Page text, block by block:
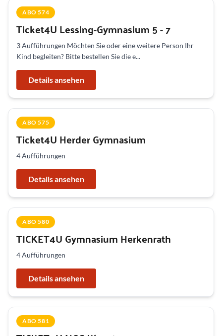
ABO 574
Ticket4U Lessing-Gymnasium 5 - 7
3 Aufführungen Möchten Sie oder eine weitere Person Ihr
Kind begleiten? Bitte bestellen Sie die e...
Details ansehen
ABO 575
Ticket4U Herder Gymnasium
4 Aufführungen
Details ansehen
ABO 580
TICKET4U Gymnasium Herkenrath
4 Aufführungen
Details ansehen
ABO 581